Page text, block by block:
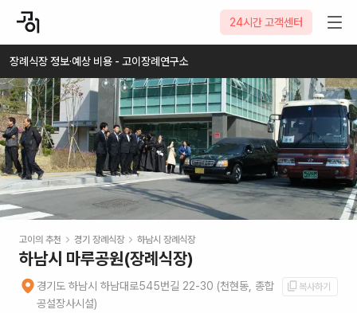
24시간 고객센터
2026-08-06
장례식장 정보·예상 비용 - 고이장례연구소
고이의 추천 경기 장례식장 하남시 장례식장
하남시 마루공원(장례식장)
경기도 하남시 하남대로545번길 22-30 (천현동, 종합
공설장사시설)
복사하기